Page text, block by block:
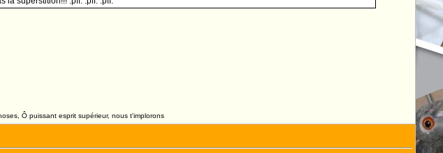
Ô puissant esprit supérieur, nous t'implorons